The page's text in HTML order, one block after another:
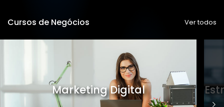
Cursos de Negócios Ver todos
Marketing Digital